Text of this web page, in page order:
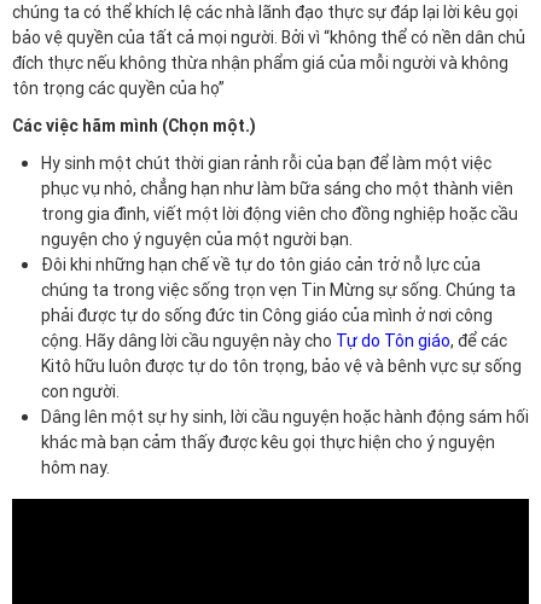
chúng ta có thể khích lệ các nhà lãnh đạo thực sự đáp lại lời kêu gọi
bảo vệ quyền của tất cả mọi người. Bởi vì “không thể có nền dân chủ
đích thực nếu không thừa nhận phẩm giá của mỗi người và không
tôn trọng các quyền của họ”
Các việc hãm mình (Chọn một.)
Hy sinh một chút thời gian rảnh rỗi của bạn để làm một việc
phục vụ nhỏ, chẳng hạn như làm bữa sáng cho một thành viên
trong gia đình, viết một lời động viên cho đồng nghiệp hoặc cầu
nguyện cho ý nguyện của một người bạn.
Đôi khi những hạn chế về tự do tôn giáo cản trở nỗ lực của
chúng ta trong việc sống trọn vẹn Tin Mừng sự sống. Chúng ta
phải được tự do sống đức tin Công giáo của mình ở nơi công
cộng. Hãy dâng lời cầu nguyện này cho Tự do Tôn giáo, để các
Kitô hữu luôn được tự do tôn trọng, bảo vệ và bênh vực sự sống
con người.
Dâng lên một sự hy sinh, lời cầu nguyện hoặc hành động sám hối
khác mà bạn cảm thấy được kêu gọi thực hiện cho ý nguyện
hôm nay.